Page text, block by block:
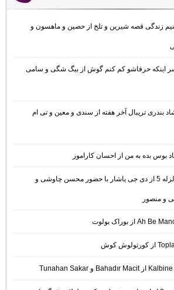
بنیم زندگی قصه شیرین و تلخ از حصین و ماهسون و
اینکه حرفاشو کم کنم گوش از بیگ شگی و سامی
بندری تریبال آخر هفته از سندی و معین و تی ام
بوس بده به من از احسان کاراموز
دانلود آهنگ ریمیکس زلزله 5 از دی جی یاشار با حضور محسن چاوشی و
و منصور